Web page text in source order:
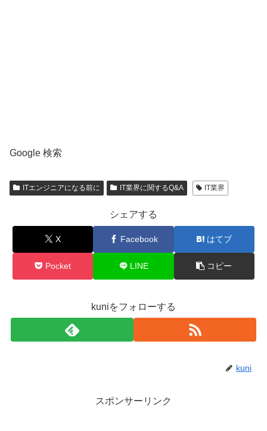
Google 検索
ITエンジニアになる前に IT業界に関するQ&A IT業界
シェアする
X Facebook はてブ
Pocket LINE コピー
kuniをフォローする
kuni
スポンサーリンク